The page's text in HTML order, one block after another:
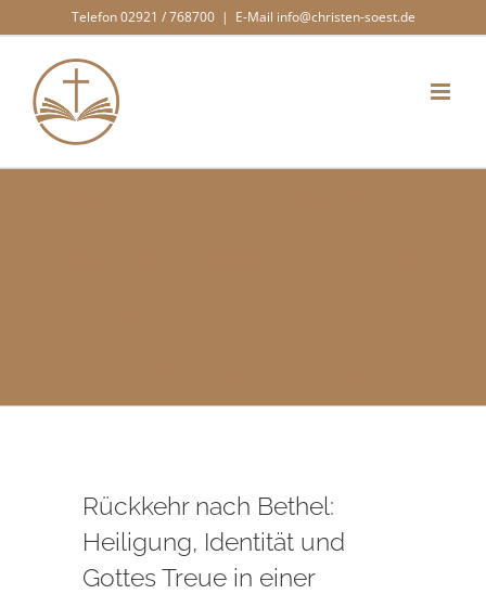
springen
Telefon 02921 / 768700 | E-Mail info@christen-soest.de
Rückkehr nach Bethel:
Heiligung, Identität und
Gottes Treue in einer